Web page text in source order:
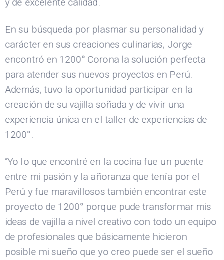
En su búsqueda por plasmar su personalidad y
carácter en sus creaciones culinarias, Jorge
encontró en 1200° Corona la solución perfecta
para atender sus nuevos proyectos en Perú.
Además, tuvo la oportunidad participar en la
creación de su vajilla soñada y de vivir una
experiencia única en el taller de experiencias de
1200°.
“Yo lo que encontré en la cocina fue un puente
entre mi pasión y la añoranza que tenía por el
Perú y fue maravillosos también encontrar este
proyecto de 1200° porque pude transformar mis
ideas de vajilla a nivel creativo con todo un equipo
de profesionales que básicamente hicieron
posible mi sueño que yo creo puede ser el sueño